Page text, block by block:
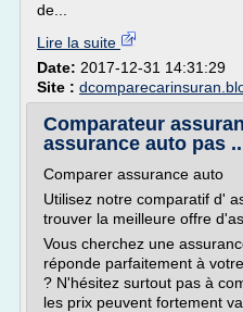
de...
Lire la suite
Date: 2017-12-31 14:31:29
Site :
Comparateur
assurance auto pas
Comparer assurance auto
Utilisez notre comparatif d'
trouver la meilleure offre
Vous cherchez une
réponde parfaitement à
? N'hésitez surtout pas à
les prix peuvent fortement